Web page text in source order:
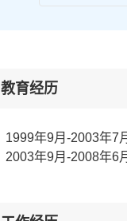
教育经历
1999年9月-2003年7
2003年9月-2008年6